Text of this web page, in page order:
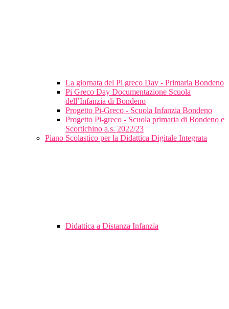
La giornata del Pi greco Day - Primaria Bondeno
Pi Greco Day Documentazione Scuola
dell’Infanzia di Bondeno
Progetto Pi-Greco - Scuola Infanzia Bondeno
Progetto Pi-greco - Scuola primaria di Bondeno e
Scortichino a.s. 2022/23
Piano Scolastico per la Didattica Digitale Integrata
Didattica a Distanza Infanzia